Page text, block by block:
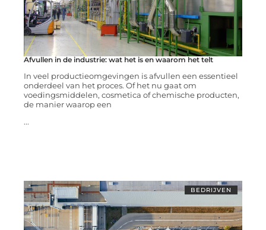
Afvullen in de industrie: wat het is en waarom het telt
In veel productieomgevingen is afvullen een essentieel
onderdeel van het proces. Of het nu gaat om
voedingsmiddelen, cosmetica of chemische producten,
de manier waarop een
...
BEDRIJVEN